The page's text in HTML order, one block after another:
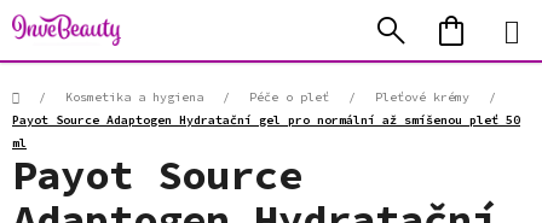
Přejít
na
obsah
Hledat
KOŠÍK
Domů/ Kosmetika a hygiena / Péče o pleť / Pleťové krémy
/
Payot Source Adaptogen Hydratační gel pro normální až smíšenou pleť 50
ml
Payot Source